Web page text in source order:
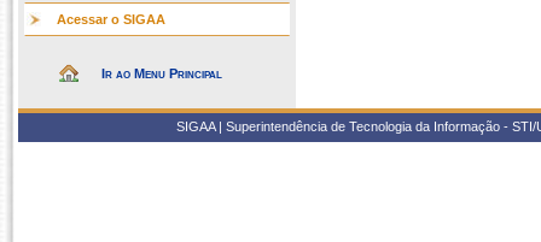
Acessar o SIGAA
Ir ao Menu Principal
SIGAA | Superintendência de Tecnologia da Informação -